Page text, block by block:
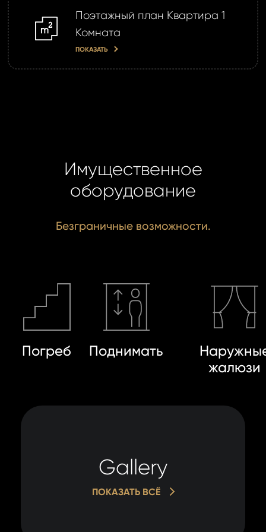
Поэтажный план Квартира 1
Комната
ПОКАЗАТЬ
Имущественное
оборудование
Безграничные возможности.
Погреб Поднимать
жалюзи
Gallery
ПОКАЗАТЬ ВСЁ